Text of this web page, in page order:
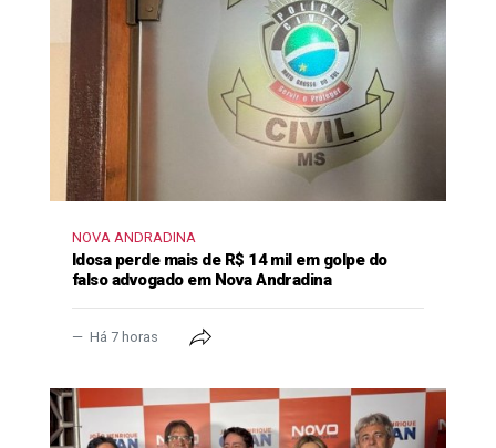
NOVA ANDRADINA
Idosa perde mais de R$ 14 mil em golpe do
falso advogado em Nova Andradina
Há 7 horas